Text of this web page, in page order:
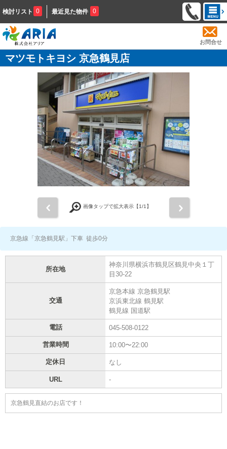
検討リスト 0 最近見た物件 0
お問合せ
マツモトキヨシ 京急鶴見店
画像タップで拡大表示【1/1】
京急線「京急鶴見駅」下車 徒歩0分
所在地
神奈川県横浜市鶴見区鶴見中央１丁
目30-22
交通
京急本線 京急鶴見駅
京浜東北線 鶴見駅
鶴見線 国道駅
電話 045-508-0122
営業時間 10:00〜22:00
定休日 なし
URL -
京急鶴見直結のお店です！